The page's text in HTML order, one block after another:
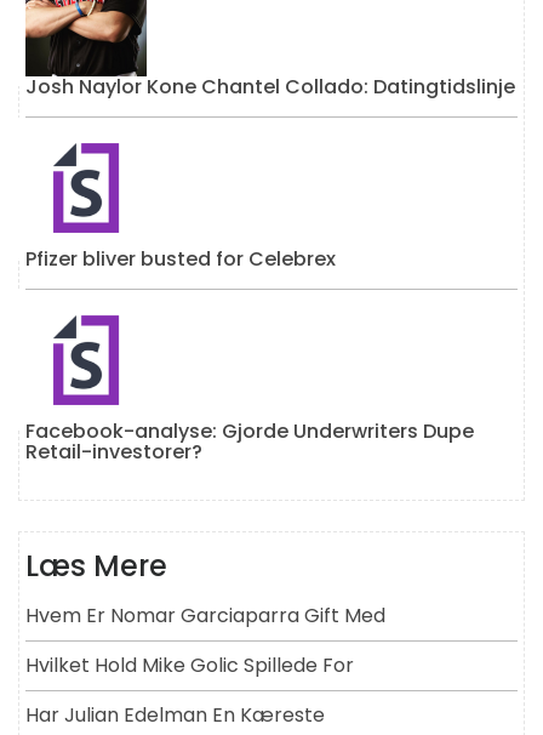
Josh Naylor Kone Chantel Collado: Datingtidslinje
Pfizer bliver busted for Celebrex
Facebook-analyse: Gjorde Underwriters Dupe
Retail-investorer?
Læs Mere
Hvem Er Nomar Garciaparra Gift Med
Hvilket Hold Mike Golic Spillede For
Har Julian Edelman En Kæreste